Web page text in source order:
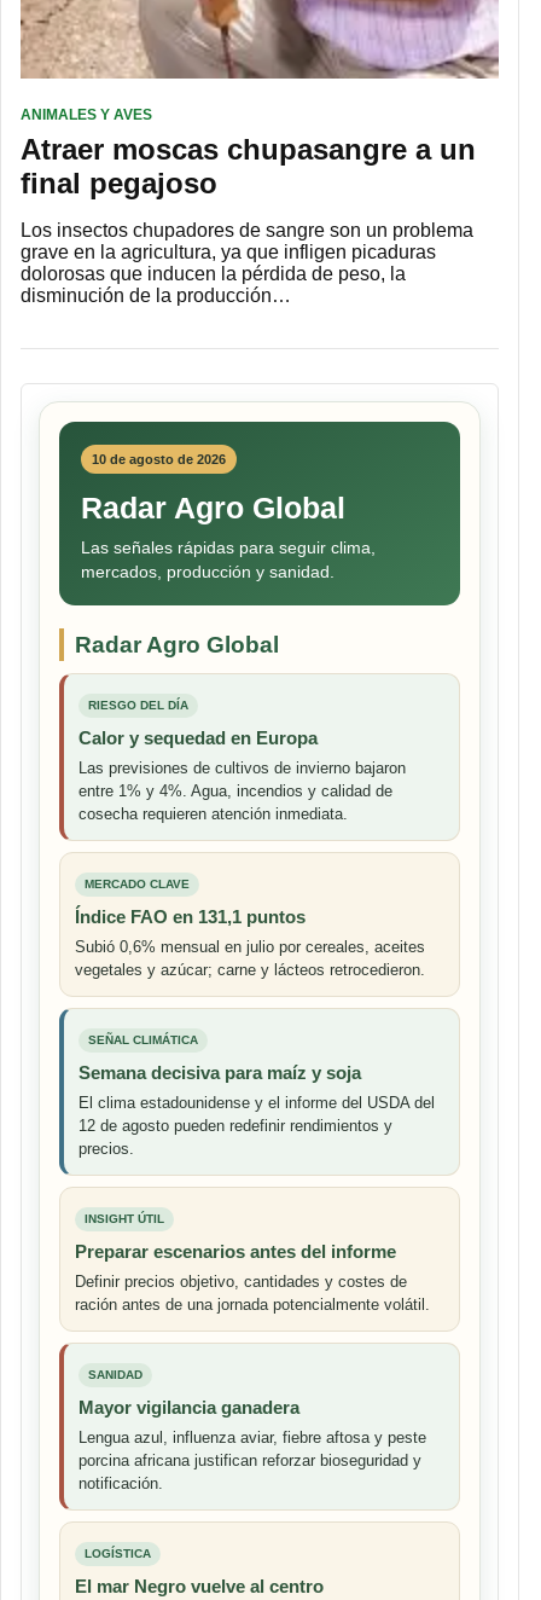
ANIMALES Y AVES
Atraer moscas chupasangre a un
final pegajoso
Los insectos chupadores de sangre son un problema
grave en la agricultura, ya que infligen picaduras
dolorosas que inducen la pérdida de peso, la
disminución de la producción…
10 de agosto de 2026
Radar Agro Global
Las señales rápidas para seguir clima,
mercados, producción y sanidad.
Radar Agro Global
RIESGO DEL DÍA
Calor y sequedad en Europa
Las previsiones de cultivos de invierno bajaron
entre 1% y 4%. Agua, incendios y calidad de
cosecha requieren atención inmediata.
MERCADO CLAVE
Índice FAO en 131,1 puntos
Subió 0,6% mensual en julio por cereales, aceites
vegetales y azúcar; carne y lácteos retrocedieron.
SEÑAL CLIMÁTICA
Semana decisiva para maíz y soja
El clima estadounidense y el informe del USDA del
12 de agosto pueden redefinir rendimientos y
precios.
INSIGHT ÚTIL
Preparar escenarios antes del informe
Definir precios objetivo, cantidades y costes de
ración antes de una jornada potencialmente volátil.
SANIDAD
Mayor vigilancia ganadera
Lengua azul, influenza aviar, fiebre aftosa y peste
porcina africana justifican reforzar bioseguridad y
notificación.
LOGÍSTICA
El mar Negro vuelve al centro